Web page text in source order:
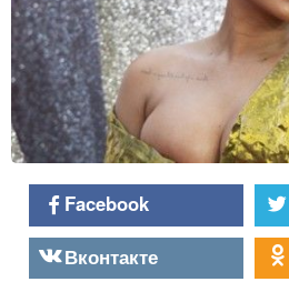
Facebook
Вконтакте